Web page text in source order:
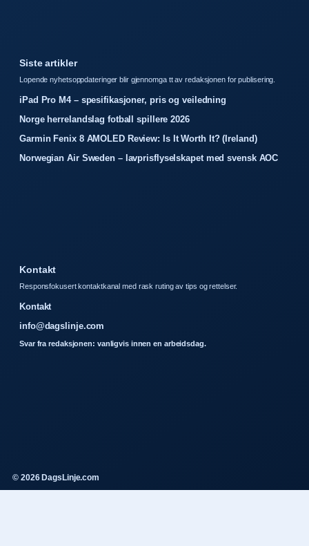
Siste artikler
Lopende nyhetsoppdateringer blir gjennomga tt av redaksjonen for publisering.
iPad Pro M4 – spesifikasjoner, pris og veiledning
Norge herrelandslag fotball spillere 2026
Garmin Fenix 8 AMOLED Review: Is It Worth It? (Ireland)
Norwegian Air Sweden – lavprisflyselskapet med svensk AOC
Kontakt
Responsfokusert kontaktkanal med rask ruting av tips og rettelser.
Kontakt
info@dagslinje.com
Svar fra redaksjonen: vanligvis innen en arbeidsdag.
© 2026 DagsLinje.com